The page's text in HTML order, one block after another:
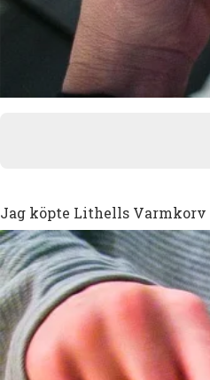
Jag köpte Lithells Varmkorv